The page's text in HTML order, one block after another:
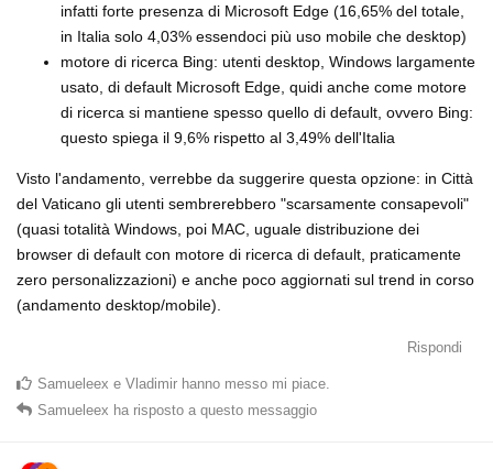
infatti forte presenza di Microsoft Edge (16,65% del totale,
in Italia solo 4,03% essendoci più uso mobile che desktop)
motore di ricerca Bing: utenti desktop, Windows largamente
usato, di default Microsoft Edge, quidi anche come motore
di ricerca si mantiene spesso quello di default, ovvero Bing:
questo spiega il 9,6% rispetto al 3,49% dell'Italia
Visto l'andamento, verrebbe da suggerire questa opzione: in Città
del Vaticano gli utenti sembrerebbero "scarsamente consapevoli"
(quasi totalità Windows, poi MAC, uguale distribuzione dei
browser di default con motore di ricerca di default, praticamente
zero personalizzazioni) e anche poco aggiornati sul trend in corso
(andamento desktop/mobile).
Rispondi
Samueleex e Vladimir hanno messo mi piace
Samueleex ha risposto a questo messaggio